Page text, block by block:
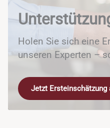
Holen Sie sich eine
unseren Experten –
Jetzt Ersteinschätzung